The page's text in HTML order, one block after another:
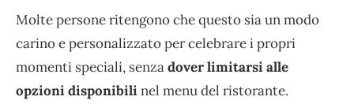
Molte persone ritengono che questo sia un modo
carino e personalizzato per celebrare i propri
momenti speciali, senzadover limitarsi alle
opzioni disponibilinel menu del ristorante.